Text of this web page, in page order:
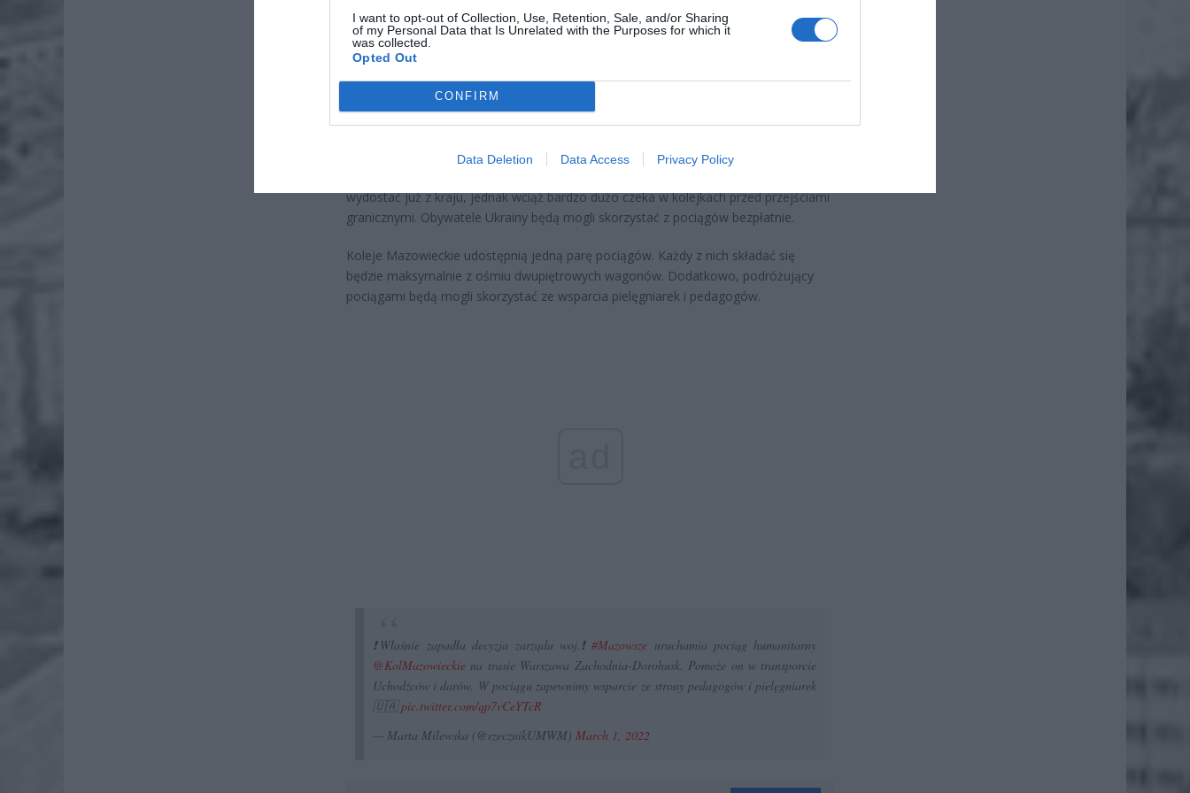
I want to opt-out of Collection, Use, Retention, Sale, and/or Sharing
of my Personal Data that Is Unrelated with the Purposes for which it
was collected.
Opted Out
CONFIRM
Data Deletion Data Access Privacy Policy
rodziców dzieci do 3. roku życia
7 sierpnia 2026 19:29
ZUS podniesie próg 500 plus dla seniorów. Policzyliśmy, ile może
wynieść wypłata przy emeryturze od 2200 do 2700 zł
7 sierpnia 2026 19:14
wydostać już z kraju, jednak wciąż bardzo dużo czeka w kolejkach przed przejściami
granicznymi. Obywatele Ukrainy będą mogli skorzystać z pociągów bezpłatnie.
Koleje Mazowieckie udostępnią jedną parę pociągów. Każdy z nich składać się
będzie maksymalnie z ośmiu dwupiętrowych wagonów. Dodatkowo, podróżujący
pociągami będą mogli skorzystać ze wsparcia pielęgniarek i pedagogów.
❗️Właśnie zapadła decyzja zarządu woj.❗️#Mazowsze uruchamia pociąg humanitarny
@KolMazowieckie na trasie Warszawa Zachodnia-Dorohusk. Pomoże on w transporcie
Uchodźców i darów. W pociągu zapewnimy wsparcie ze strony pedagogów i pielęgniarek
🇺🇦pic.twitter.com/qp7vCeYTcR
— Marta Milewska (@rzecznikUMWM) March 1, 2022